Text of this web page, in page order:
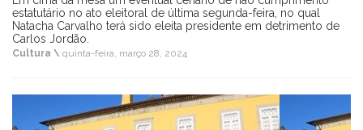
estatutário no ato eleitoral de última segunda-feira, no qual
Natacha Carvalho terá sido eleita presidente em detrimento de
Carlos Jordão.
Cultura \ quinta-feira, março 28, 2024